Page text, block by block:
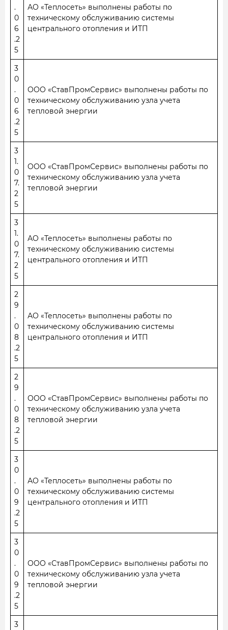
.
0
6
.2
5
АО «Теплосеть» выполнены работы по
техническому обслуживанию системы
центрального отопления и ИТП
3
0
.
0
6
.2
5
ООО «СтавПромСервис» выполнены работы по
техническому обслуживанию узла учета
тепловой энергии
3
1.
0
7.
2
5
ООО «СтавПромСервис» выполнены работы по
техническому обслуживанию узла учета
тепловой энергии
3
1.
0
7.
2
5
АО «Теплосеть» выполнены работы по
техническому обслуживанию системы
центрального отопления и ИТП
2
9
.
0
8
.2
5
АО «Теплосеть» выполнены работы по
техническому обслуживанию системы
центрального отопления и ИТП
2
9
.
0
8
.2
5
ООО «СтавПромСервис» выполнены работы по
техническому обслуживанию узла учета
тепловой энергии
3
0
.
0
9
.2
5
АО «Теплосеть» выполнены работы по
техническому обслуживанию системы
центрального отопления и ИТП
3
0
.
0
9
.2
5
ООО «СтавПромСервис» выполнены работы по
техническому обслуживанию узла учета
тепловой энергии
3